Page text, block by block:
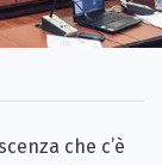
che c’è